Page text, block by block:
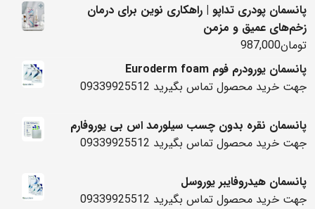
پانسمان پودری تداپو | راهکاری نوین برای درمان
زخم‌های عمیق و مزمن
تومان987,000
پانسمان یورودرم فوم Euroderm foam
جهت خرید محصول تماس بگیرید 09339925512
پانسمان نقره بدون چسب سیلورمد اس بی یوروفارم
جهت خرید محصول تماس بگیرید 09339925512
پانسمان هیدروفایبر یوروسل
جهت خرید محصول تماس بگیرید 09339925512